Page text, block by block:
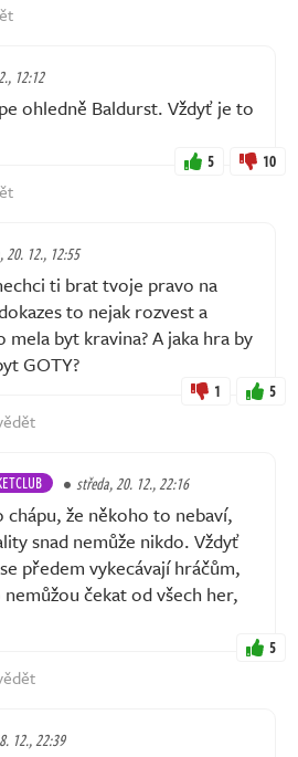
12:12
ohledně Baldurst. Vždyť je to
5 10
20. 12., 12:55
ti brat tvoje pravo na
to nejak rozvest a
byt kravina? A jaka hra by
GOTY?
1 5
středa, 20. 12., 22:16
chápu, že někoho to nebaví,
snad nemůže nikdo. Vždyť
předem vykecávají hráčům,
čekat od všech her,
5
12., 22:39